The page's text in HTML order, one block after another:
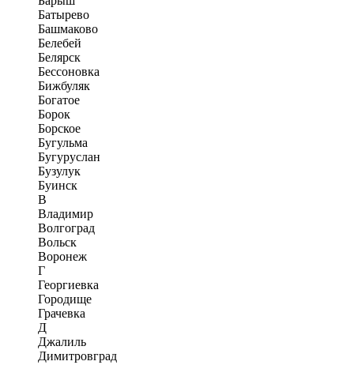
Батырево
Башмаково
Белебей
Белярск
Бессоновка
Бижбуляк
Богатое
Борок
Борское
Бугульма
Бугуруслан
Бузулук
Буинск
В
Владимир
Волгоград
Вольск
Воронеж
Г
Георгиевка
Городище
Грачевка
Д
Джалиль
Димитровград